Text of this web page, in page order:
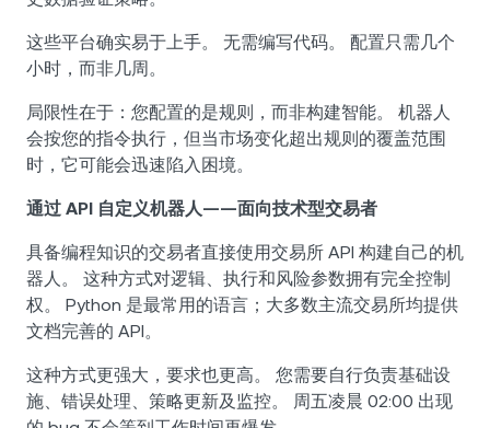
这些平台确实易于上手。 无需编写代码。 配置只需几个
小时，而非几周。
局限性在于：您配置的是规则，而非构建智能。 机器人
会按您的指令执行，但当市场变化超出规则的覆盖范围
时，它可能会迅速陷入困境。
通过 API 自定义机器人——面向技术型交易者
具备编程知识的交易者直接使用交易所 API 构建自己的机
器人。 这种方式对逻辑、执行和风险参数拥有完全控制
权。 Python 是最常用的语言；大多数主流交易所均提供
文档完善的 API。
这种方式更强大，要求也更高。 您需要自行负责基础设
施、错误处理、策略更新及监控。 周五凌晨 02:00 出现